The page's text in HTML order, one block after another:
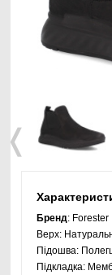
❬
Бренд: Forester
Верх:
Підошва:
Підкладка: